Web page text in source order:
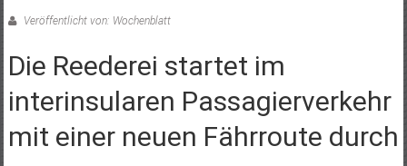
Veröffentlicht von: Wochenblatt
Die Reederei startet im
interinsularen Passagierverkehr
mit einer neuen Fährroute durch